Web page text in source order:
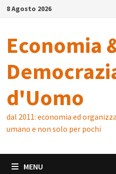
Skip8 Agosto 2026
Economia
d'Uomo
dal 2011: economia ed
umano e non solo per pochi
MENU